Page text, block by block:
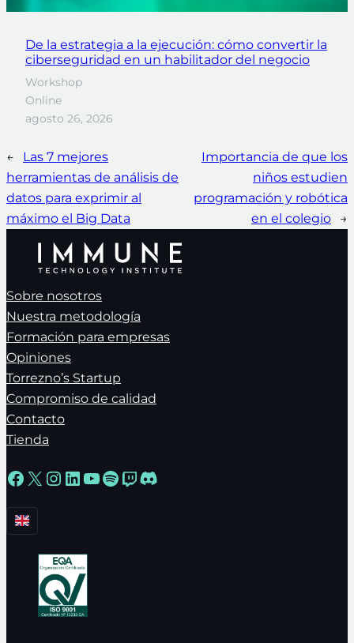
De la estrategia a la ejecución: cómo convertir la
ciberseguridad en un habilitador del negocio
Workshop
Online
agosto 26, 2026
←
Las 7 mejores
herramientas de análisis de
datos para exprimir al
máximo el Big Data
Importancia de que los
niños estudien
programación y robótica
en el colegio
→
Sobre nosotros
Nuestra metodología
Formación para empresas
Opiniones
Torrezno’s Startup
Compromiso de calidad
Contacto
Tienda
Facebook
X Instagram
LinkedIn
YouTube
Spotify
Twitch
Discord